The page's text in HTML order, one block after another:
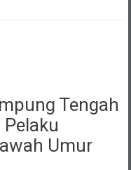
Tengah
Umur